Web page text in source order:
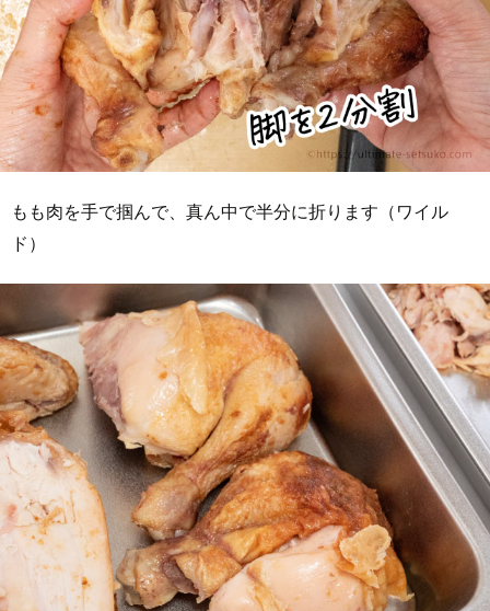
もも肉を手で掴んで、真ん中で半分に折ります（ワイル
ド）